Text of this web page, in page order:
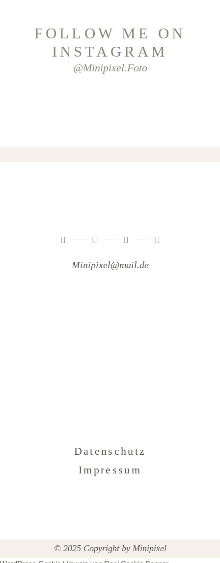
FOLLOW ME ON
INSTAGRAM
@minipixel.foto
Minipixel@mail.de
Datenschutz
Impressum
© 2025 Copyright by Minipixel